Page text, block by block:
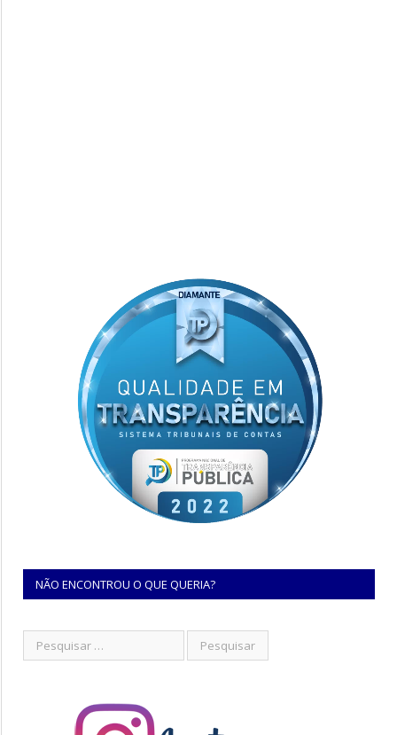
NÃO ENCONTROU O QUE QUERIA?